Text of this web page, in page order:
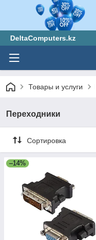
DeltaComputers.kz
Товары и услуги
Переходники
Сортировка
–14%